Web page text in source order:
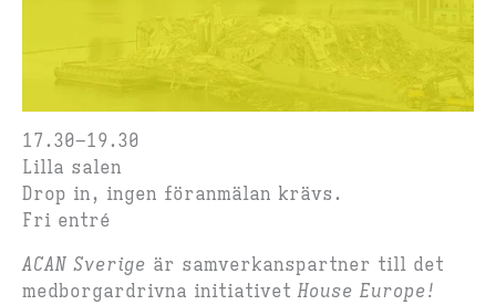
17.30–19.30
Lilla salen
Drop in, ingen föranmälan krävs.
Fri entré
ACAN Sverige är samverkanspartner till det
medborgardrivna initiativet House Europe!